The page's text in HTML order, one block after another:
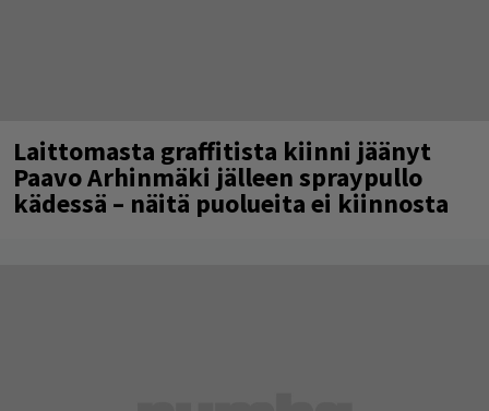
Laittomasta graffitista kiinni jäänyt
Paavo Arhinmäki jälleen spraypullo
kädessä – näitä puolueita ei kiinnosta